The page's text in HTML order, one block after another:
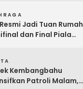
Jadi Tuan Rumah
dan Final Piala
Kembangbahu
Patroli Malam,